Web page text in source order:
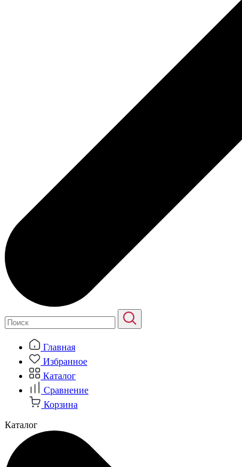
Главная
Избранное
Каталог
Сравнение
Корзина
Каталог